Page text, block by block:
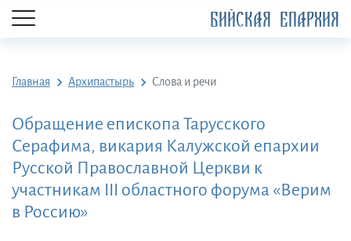
БИЙСКАЯ ЕПАРХИЯ
Главная Архипастырь Слова и речи
Обращение епископа Тарусского
Серафима, викария Калужской епархии
Русской Православной Церкви к
участникам III областного форума «Верим
в Россию»